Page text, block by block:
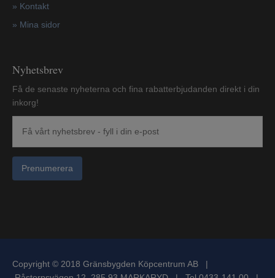
» Kontakt
» Mina sidor
Nyhetsbrev
Få de senaste nyheterna och fina rabatterbjudanden direkt i din
inkorg!
Prenumerera
Copyright © 2018 Gränsbygden Köpcentrum AB |